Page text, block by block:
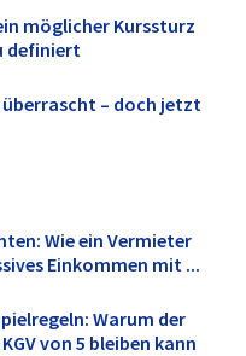
möglicher Kurssturz
definiert
– doch jetzt
Wie ein Vermieter
Einkommen mit ...
Warum der
von 5 bleiben kann